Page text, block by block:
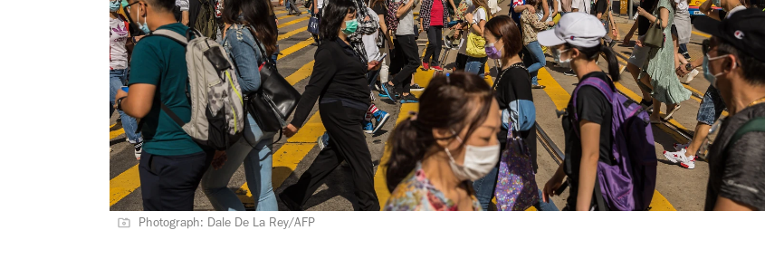
Photograph: Dale De La Rey/AFP